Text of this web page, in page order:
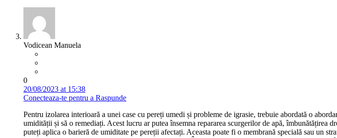
Vodicean Manuela
0
20/08/2023 at 15:38
Conecteaza-te pentru a Raspunde
Pentru izolarea interioară a unei case cu pereți umedi și probleme de igrasie, trebuie abordată o
umidității și să o remediați. Acest lucru ar putea însemna repararea scurgerilor de apă,
puteți aplica o barieră de umiditate pe pereții afectați. Aceasta poate fi o membrană specială sau un